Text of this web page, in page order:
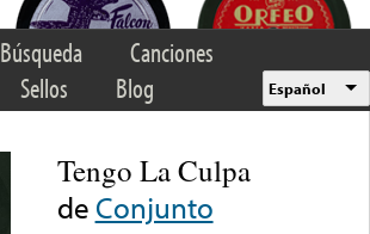
Búsqueda
Canciones
Sellos Blog Español
Tengo La Culpa
de Conjunto